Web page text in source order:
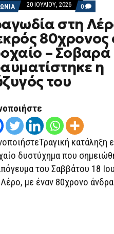
20 ΙΟΥΛΊΟΥ, 2026 0 COMMENTS
ON
ΤΡΑΓΩΔΊΑ
ΣΤΗ
ΛΈΡΟ:
ΝΕΚΡΌΣ
80ΧΡΟΝΟΣ
ΣΕ
ΤΡΟΧΑΊΟ
στη
80χρονος
– Σοβαρά
η
του
κατάληξη
δυστύχημα που
του Σαββάτου 18
με έναν 80χρονο